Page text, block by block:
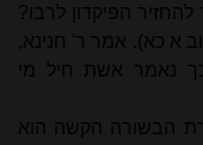
הפיקדון לרבו?
א כא). אמר ר' חנינא,
נאמר אשת חיל מי
הבשורה הקשה הוא